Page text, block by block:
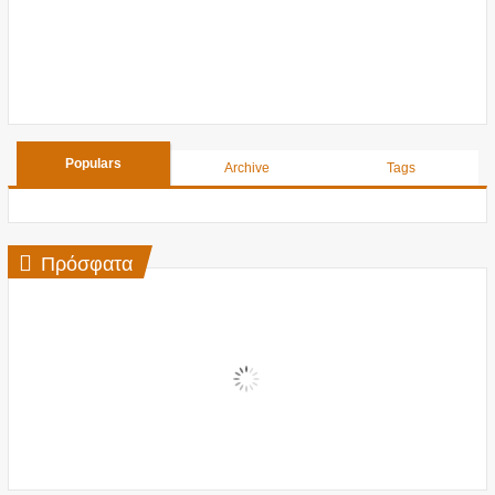
Populars Archive Tags
Πρόσφατα